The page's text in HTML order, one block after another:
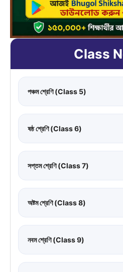
Class
পঞ্চম শ্রেণি (Class 5)
ষষ্ঠ শ্রেণি (Class 6)
সপ্তম শ্রেণি (Class 7)
অষ্টম শ্রেণি (Class 8)
নবম শ্রেণি (Class 9)